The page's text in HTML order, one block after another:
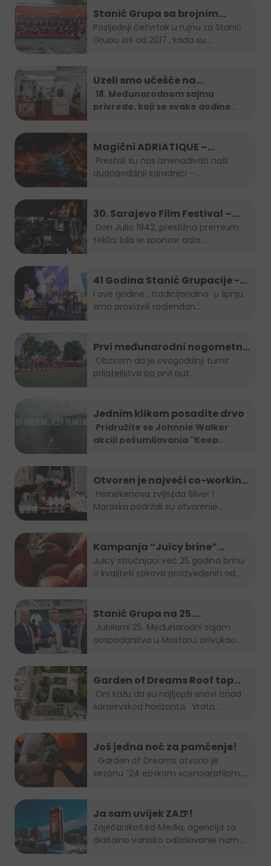
Stanić Grupa sa brojnim
timom na B2B run utrci
Posljednji četvrtak u rujnu za Stanić
Grupu još od 2017., kada su...
Uzeli smo učešće na…
18. Međunarodnom sajmu
privrede, koji se svake godine
Magični ADRIATIQUE –
posljednja noć SFF-a
dugogodišnji saradnici –...
30. Sarajevo Film Festival –
Don Julio Gala zabava
tekila, bila je sponzor gala...
41 Godina Stanić Grupacije -
koncert Indira Forza i Berin
Buturović
I ove godine , tradicijonalno u lipnju
smo proslavili rodjendan...
Prvi međunarodni nogometni
turnir prijateljstva
prijateljstva po prvi put...
Jednim klikom posadite drvo
Pridružite se Johnnie Walker
akciji pošumljavanja "Keep
Otvoren je najveći co-working
space u Sarajevu!
Maraska podržali su otvorenje...
Kampanja “Juicy brine”
predstavlja omiljeni voćni sok
u inovativnom i održivom
Juicy stručnjaci već 25 godina brinu
o kvaliteti sokova proizvedenih od
Stanić Grupa na 25.
Međunarodnom sajmu
gospodarstva u Mostaru
gospodarstva u Mostaru, privukao
Garden of Dreams Roof top
Session
sarajevskog horizonta. Vrata...
Još jedna noć za pamćenje!
sezonu ´24 epskom scenografijom,...
Ja sam uvijek ZA🍺!
Zaječarsko!Led Media, agencija za
digitalno vanjsko oglašavanje nam